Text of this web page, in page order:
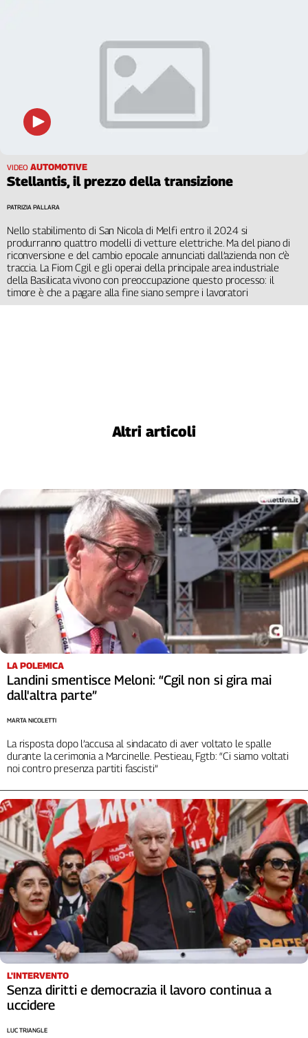
VIDEO AUTOMOTIVE
Stellantis, il prezzo della transizione
Nello stabilimento di San Nicola di Melfi entro il 2024 si
produrranno quattro modelli di vetture elettriche. Ma del piano di
riconversione e del cambio epocale annunciati dall’azienda non c’è
traccia. La Fiom Cgil e gli operai della principale area industriale
della Basilicata vivono con preoccupazione questo processo: il
timore è che a pagare alla fine siano sempre i lavoratori
PATRIZIA PALLARA
Altri articoli
LA POLEMICA
Landini smentisce Meloni: “Cgil non si gira mai
dall'altra parte”
La risposta dopo l’accusa al sindacato di aver voltato le spalle
durante la cerimonia a Marcinelle. Pestieau, Fgtb: “Ci siamo voltati
noi contro presenza partiti fascisti”
MARTA NICOLETTI
L'INTERVENTO
Senza diritti e democrazia il lavoro continua a
uccidere
LUC TRIANGLE